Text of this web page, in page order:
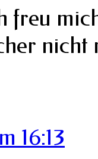
mich
nicht
16:13